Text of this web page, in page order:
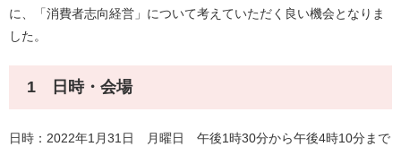
に、「消費者志向経営」について考えていただく良い機会となりま
した。
1 日時・会場
日時：2022年1月31日 月曜日 午後1時30分から午後4時10分まで